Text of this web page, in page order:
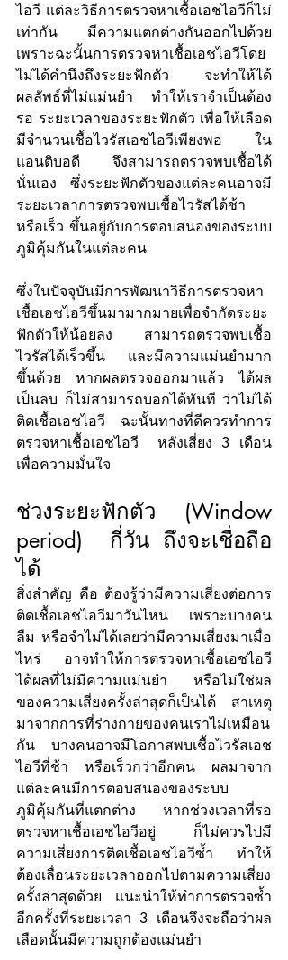
ไอวี แต่ละวิธีการตรวจหาเชื้อเอชไอวีก็ไม่
เท่ากัน มีความแตกต่างกันออกไปด้วย
เพราะฉะนั้นการตรวจหาเชื้อเอชไอวีโดย
ไม่ได้คำนึงถึงระยะฟักตัว จะทำให้ได้
ผลลัพธ์ที่ไม่แม่นยำ ทำให้เราจำเป็นต้อง
รอ ระยะเวลาของระยะฟักตัว เพื่อให้เลือด
มีจำนวนเชื้อไวรัสเอชไอวีเพียงพอ ใน
แอนติบอดี จึงสามารถตรวจพบเชื้อได้
นั่นเอง  ซึ่งระยะฟักตัวของแต่ละคนอาจมี
ระยะเวลาการตรวจพบเชื้อไวรัสได้ช้า
หรือเร็ว ขึ้นอยู่กับการตอบสนองของระบบ
ภูมิคุ้มกันในแต่ละคน
ซึ่งในปัจจุบันมีการพัฒนาวิธีการตรวจหา
เชื้อเอชไอวีขึ้นมามากมายเพื่อจำกัดระยะ
ฟักตัวให้น้อยลง สามารถตรวจพบเชื้อ
ไวรัสได้เร็วขึ้น และมีความแม่นยำมาก
ขึ้นด้วย หากผลตรวจออกมาแล้ว ได้ผล
เป็นลบ ก็ไม่สามารถบอกได้ทันที ว่าไม่ได้
ติดเชื้อเอชไอวี  ฉะนั้นทางที่ดีควรทำการ
ตรวจหาเชื้อเอชไอวี  หลังเสี่ยง 3 เดือน
เพื่อความมั่นใจ
ช่วงระยะฟักตัว (Window
period)  กี่วัน ถึงจะเชื่อถือ
ได้
สิ่งสำคัญ คือ ต้องรู้ว่ามีความเสี่ยงต่อการ
ติดเชื้อเอชไอวีมาวันไหน เพราะบางคน
ลืม หรือจำไม่ได้เลยว่ามีความเสี่ยงมาเมื่อ
ไหร่ อาจทำให้การตรวจหาเชื้อเอชไอวี
ได้ผลที่ไม่มีความแม่นยำ หรือไม่ใช่ผล
ของความเสี่ยงครั้งล่าสุดก็เป็นได้ สาเหตุ
มาจากการที่ร่างกายของคนเราไม่เหมือน
กัน บางคนอาจมีโอกาสพบเชื้อไวรัสเอช
ไอวีที่ช้า หรือเร็วกว่าอีกคน ผลมาจาก
แต่ละคนมีการตอบสนองของระบบ
ภูมิคุ้มกันที่แตกต่าง หากช่วงเวลาที่รอ
ตรวจหาเชื้อเอชไอวีอยู่ ก็ไม่ควรไปมี
ความเสี่ยงการติดเชื้อเอชไอวีซ้ำ ทำให้
ต้องเลื่อนระยะเวลาออกไปตามความเสี่ยง
ครั้งล่าสุดด้วย แนะนำให้ทำการตรวจซ้ำ
อีกครั้งที่ระยะเวลา 3 เดือนจึงจะถือว่าผล
เลือดนั้นมีความถูกต้องแม่นยำ